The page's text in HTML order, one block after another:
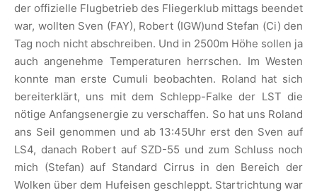
der offizielle Flugbetrieb des Fliegerklub mittags beendet
war, wollten Sven (FAY), Robert (IGW)und Stefan (Ci) den
Tag noch nicht abschreiben. Und in 2500m Höhe sollen ja
auch angenehme Temperaturen herrschen. Im Westen
konnte man erste Cumuli beobachten. Roland hat sich
bereiterklärt, uns mit dem Schlepp-Falke der LST die
nötige Anfangsenergie zu verschaffen. So hat uns Roland
ans Seil genommen und ab 13:45Uhr erst den Sven auf
LS4, danach Robert auf SZD-55 und zum Schluss noch
mich (Stefan) auf Standard Cirrus in den Bereich der
Wolken über dem Hufeisen geschleppt. Startrichtung war